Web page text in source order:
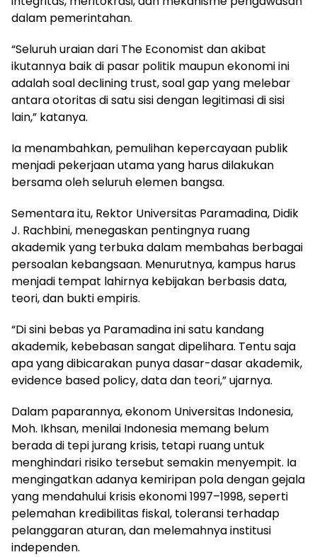
dalam pemerintahan.
“Seluruh uraian dari The Economist dan akibat
ikutannya baik di pasar politik maupun ekonomi ini
adalah soal declining trust, soal gap yang melebar
antara otoritas di satu sisi dengan legitimasi di sisi
lain,” katanya.
Ia menambahkan, pemulihan kepercayaan publik
menjadi pekerjaan utama yang harus dilakukan
bersama oleh seluruh elemen bangsa.
Sementara itu, Rektor Universitas Paramadina, Didik
J. Rachbini, menegaskan pentingnya ruang
akademik yang terbuka dalam membahas berbagai
persoalan kebangsaan. Menurutnya, kampus harus
menjadi tempat lahirnya kebijakan berbasis data,
teori, dan bukti empiris.
“Di sini bebas ya Paramadina ini satu kandang
akademik, kebebasan sangat dipelihara. Tentu saja
apa yang dibicarakan punya dasar-dasar akademik,
evidence based policy, data dan teori,” ujarnya.
Dalam paparannya, ekonom Universitas Indonesia,
Moh. Ikhsan, menilai Indonesia memang belum
berada di tepi jurang krisis, tetapi ruang untuk
menghindari risiko tersebut semakin menyempit. Ia
mengingatkan adanya kemiripan pola dengan gejala
yang mendahului krisis ekonomi 1997–1998, seperti
pelemahan kredibilitas fiskal, toleransi terhadap
pelanggaran aturan, dan melemahnya institusi
independen.